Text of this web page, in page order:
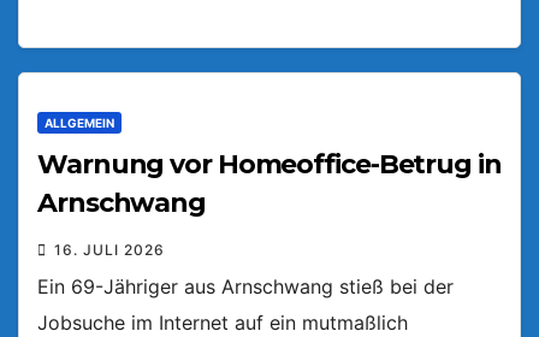
ALLGEMEIN
Warnung vor Homeoffice-Betrug in
Arnschwang
16. JULI 2026
Ein 69-Jähriger aus Arnschwang stieß bei der
Jobsuche im Internet auf ein mutmaßlich